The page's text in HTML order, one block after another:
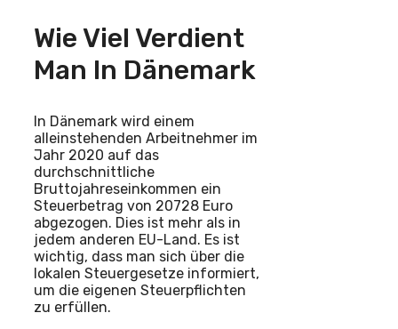
Wie Viel Verdient
Man In Dänemark
In Dänemark wird einem
alleinstehenden Arbeitnehmer im
Jahr 2020 auf das
durchschnittliche
Bruttojahreseinkommen ein
Steuerbetrag von 20728 Euro
abgezogen. Dies ist mehr als in
jedem anderen EU-Land. Es ist
wichtig, dass man sich über die
lokalen Steuergesetze informiert,
um die eigenen Steuerpflichten
zu erfüllen.